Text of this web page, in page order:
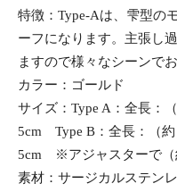
特徴：Type-Aは、雫型の
ーフになります。主張し
ますので様々なシーンで
カラー：ゴールド
サイズ：Type A：全長：
5cm Type B：全長：（約
5cm ※アジャスターで（
素材：サージカルステン